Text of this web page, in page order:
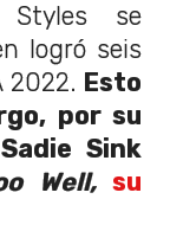
se
logró seis
2022. Esto
por su
Sink
Well,su